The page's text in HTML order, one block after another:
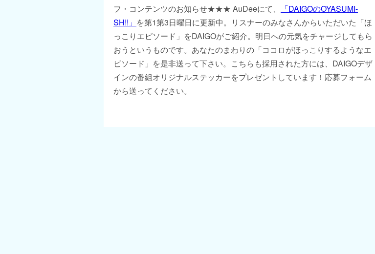
フ・コンテンツのお知らせ★★★ AuDeeにて、
「DAIGOのOYASUMI-
SH!!」 を第1第3日曜日に更新中。リスナーのみなさんからいただいた「ほ
っこりエピソード」をDAIGOがご紹介。明日への元気をチャージしてもら
おうというものです。あなたのまわりの「ココロがほっこりするようなエ
ピソード」を是非送って下さい。こちらも採用された方には、DAIGOデザ
インの番組オリジナルステッカーをプレゼントしています！応募フォーム
から送ってください。